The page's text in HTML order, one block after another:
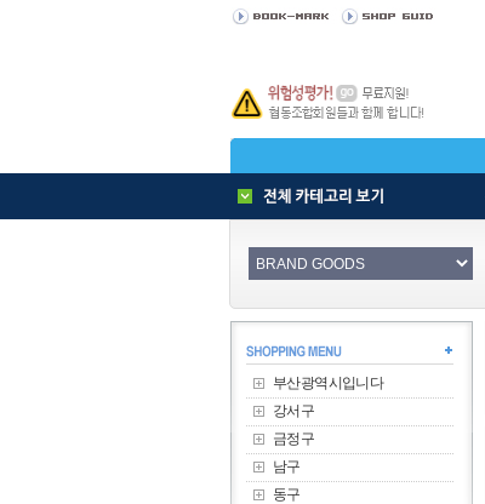
부산광역시입니다
강서구
금정구
남구
동구